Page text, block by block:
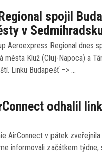
spojil
v
Aeroexpress Regional dnes
města Kluž (Cluj-Napoca) a
Linku Budapešť –> …
odhalil
AirConnect v pátek
informovali začátkem týdne,